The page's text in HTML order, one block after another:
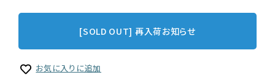
[SOLD OUT] 再入荷お知らせ
お気に入りに追加